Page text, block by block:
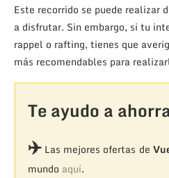
Este recorrido se puede realizar
a disfrutar. Sin embargo, si tu
rappel o rafting, tienes que
más recomendables para
Te ayudo a
✈️Las mejores ofertas de
mundo aquí.